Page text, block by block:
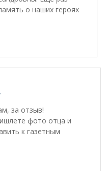
о наших героях
за отзыв!
фото отца и
к газетным